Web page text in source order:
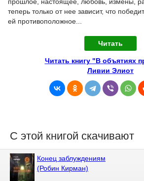
теперь только от нее зависит, что
ей противоположное...
Читать
Читать книгу "В объятиях
Ливии Элиот
С этой книгой скачивают
Конец заблуждениям
(Робин Кирман)